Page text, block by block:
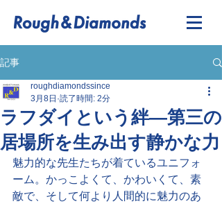
記事
ラフダイという絆—第三の
居場所を生み出す静かな力
roughdiamondssince
3月8日 読了時間: 2分
魅力的な先生たちが着ているユニフォ
ーム。かっこよくて、かわいくて、素
敵で、そして何より人間的に魅力のあ